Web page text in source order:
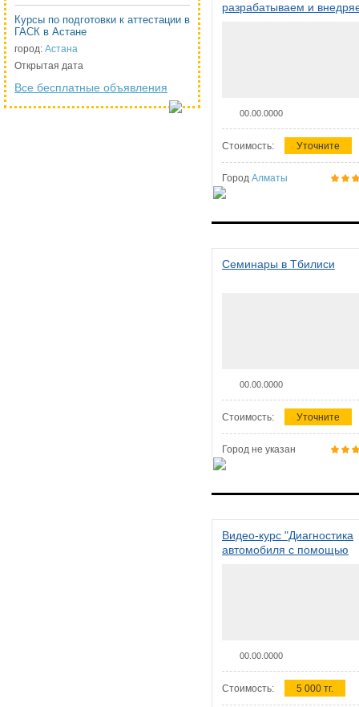
Курсы по подготовки к аттестации в
ГАСК в Астане
город: Астана
Открытая дата
Все бесплатные объявления
разрабатываем и
00.00.0000
Стоимость: Уточните
Город Алматы
Семинары в Тбилиси
00.00.0000
Стоимость: Уточните
Город не указан
Видео-курс "Диагностика
автомобиля с помощью
00.00.0000
Стоимость: 5 000 тг.